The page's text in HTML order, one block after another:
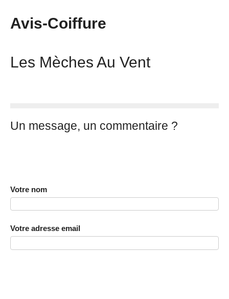
Avis-Coiffure
Les Mèches Au Vent
Un message, un commentaire ?
Votre nom
Votre adresse email